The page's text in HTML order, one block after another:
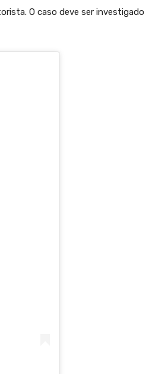
O caso deve ser investigado